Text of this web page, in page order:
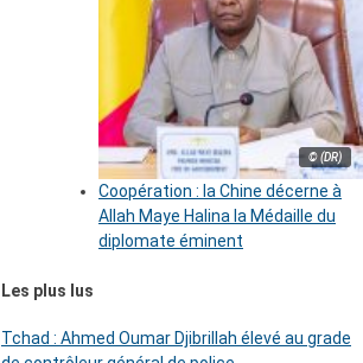
© (DR)
Coopération : la Chine décerne à
Allah Maye Halina la Médaille du
diplomate éminent
Les plus lus
Tchad : Ahmed Oumar Djibrillah élevé au grade